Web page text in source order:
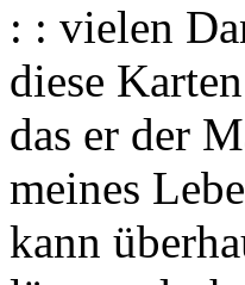
: : vielen
diese
das er der
meines
kann